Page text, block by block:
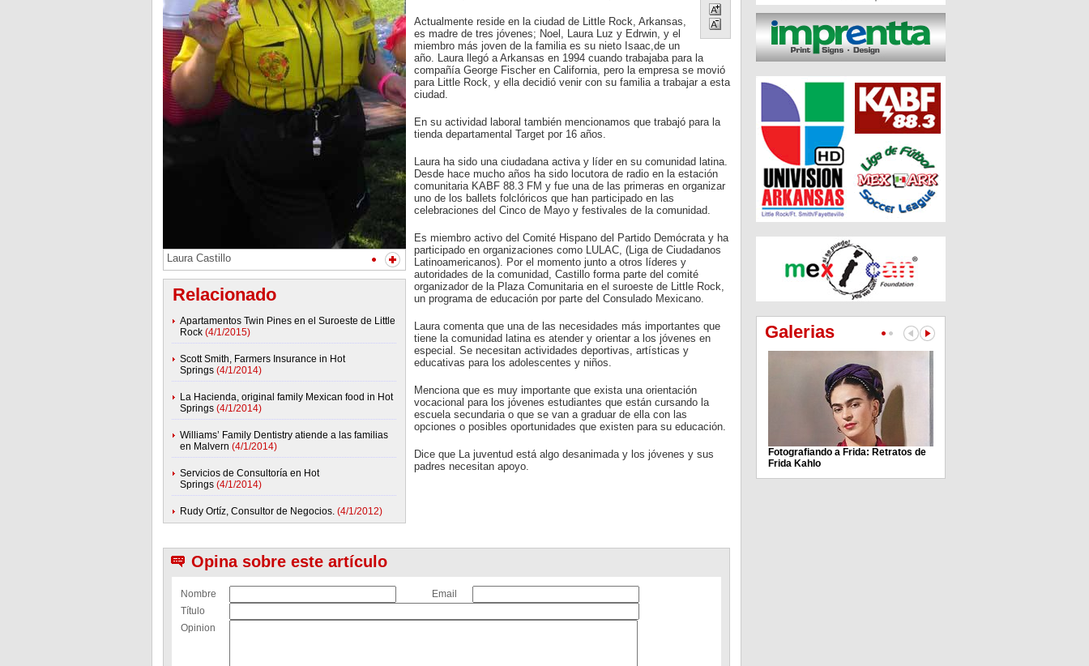
Laura Castillo
Relacionado
Apartamentos Twin Pines en el Suroeste de Little
Rock (4/1/2015)
Scott Smith, Farmers Insurance in Hot
Springs (4/1/2014)
La Hacienda, original family Mexican food in Hot
Springs (4/1/2014)
Williams’ Family Dentistry atiende a las familias
en Malvern (4/1/2014)
Servicios de Consultoría en Hot
Springs (4/1/2014)
Rudy Ortíz, Consultor de Negocios. (4/1/2012)
Actualmente reside en la ciudad de Little Rock, Arkansas,
es madre de tres jóvenes; Noel, Laura Luz y Edrwin, y el
miembro más joven de la familia es su nieto Isaac,de un
año. Laura llegó a Arkansas en 1994 cuando trabajaba para la
compañía George Fischer en California, pero la empresa se movió
para Little Rock, y ella decidió venir con su familia a trabajar a esta
ciudad.
En su actividad laboral también mencionamos que trabajó para la
tienda departamental Target por 16 años.
Laura ha sido una ciudadana activa y líder en su comunidad latina.
Desde hace mucho años ha sido locutora de radio en la estación
comunitaria KABF 88.3 FM y fue una de las primeras en organizar
uno de los ballets folclóricos que han participado en las
celebraciones del Cinco de Mayo y festivales de la comunidad.
Es miembro activo del Comité Hispano del Partido Demócrata y ha
participado en organizaciones como LULAC, (Liga de Ciudadanos
Latinoamericanos). Por el momento junto a otros líderes y
autoridades de la comunidad, Castillo forma parte del comité
organizador de la Plaza Comunitaria en el suroeste de Little Rock,
un programa de educación por parte del Consulado Mexicano.
Laura comenta que una de las necesidades más importantes que
tiene la comunidad latina es atender y orientar a los jóvenes en
especial. Se necesitan actividades deportivas, artísticas y
educativas para los adolescentes y niños.
Menciona que es muy importante que exista una orientación
vocacional para los jóvenes estudiantes que están cursando la
escuela secundaria o que se van a graduar de ella con las
opciones o posibles oportunidades que existen para su educación.
Dice que La juventud está algo desanimada y los jóvenes y sus
padres necesitan apoyo.
Opina sobre este artículo
Nombre
Email
Título
Opinion
Galerias
Fotografiando a Frida: Retratos de
Frida Kahlo